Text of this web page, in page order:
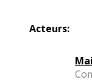
Acteurs: